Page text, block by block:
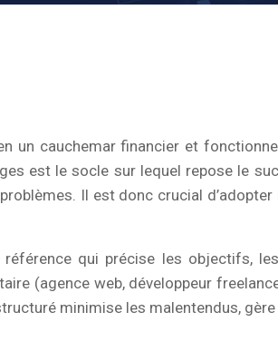
cauchemar financier et
est le socle sur lequel repose le
Il est donc crucial
qui précise les objectifs,
(agence web, développeur
minimise les malentendus,